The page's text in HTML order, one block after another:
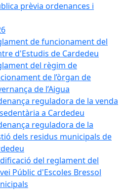
prèvia ordenances i
de funcionament del
d'Estudis de Cardedeu
del règim de
de l’òrgan de
de l’Aigua
reguladora de la venda
a Cardedeu
reguladora de la
dels residus municipals de
del reglament del
Públic d'Escoles Bressol